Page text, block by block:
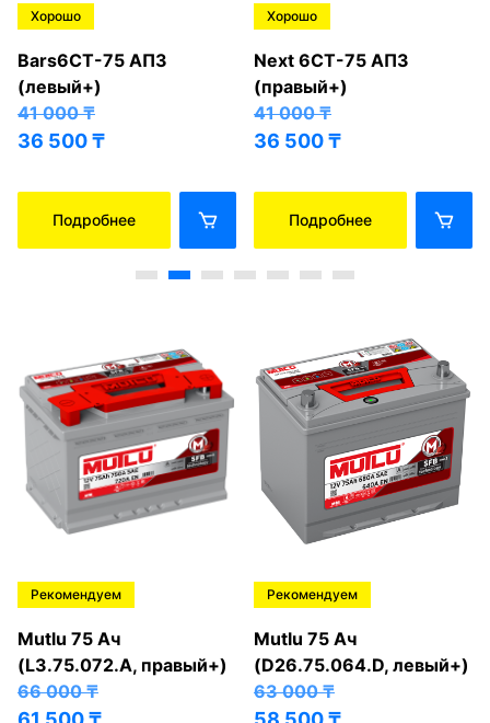
Хорошо
Bars6СТ-75 АПЗ
(левый+)
41 000₸
36 500₸
Подробнее
Хорошо
Next 6СТ-75 АПЗ
(правый+)
41 000₸
36 500₸
Подробнее
Рекомендуем
Mutlu 75 Ач
(L3.75.072.A, правый+)
66 000₸
Рекомендуем
Mutlu 75 Ач
(D26.75.064.D, левый+)
63 000₸